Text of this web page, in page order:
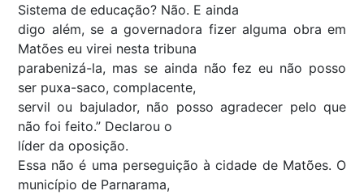
Sistema de educação? Não. E ainda
digo além, se a governadora fizer alguma obra em
Matões eu virei nesta tribuna
parabenizá-la, mas se ainda não fez eu não posso
ser puxa-saco, complacente,
servil ou bajulador, não posso agradecer pelo que
não foi feito.” Declarou o
líder da oposição.
Essa não é uma perseguição à cidade de Matões. O
município de Parnarama,